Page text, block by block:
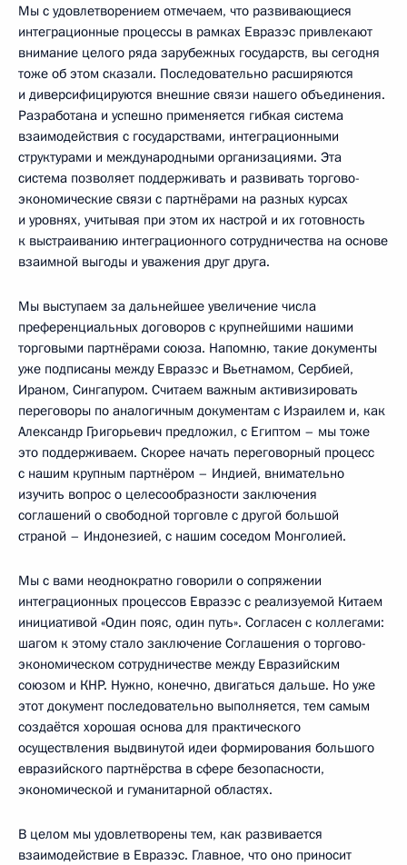
Мы с удовлетворением отмечаем, что развивающиеся
интеграционные процессы в рамках Евразэс привлекают
внимание целого ряда зарубежных государств, вы сегодня
тоже об этом сказали. Последовательно расширяются
и диверсифицируются внешние связи нашего объединения.
Разработана и успешно применяется гибкая система
взаимодействия с государствами, интеграционными
структурами и международными организациями. Эта
система позволяет поддерживать и развивать торгово-
экономические связи с партнёрами на разных курсах
и уровнях, учитывая при этом их настрой и их готовность
к выстраиванию интеграционного сотрудничества на основе
взаимной выгоды и уважения друг друга.
Мы выступаем за дальнейшее увеличение числа
преференциальных договоров с крупнейшими нашими
торговыми партнёрами союза. Напомню, такие документы
уже подписаны между Евразэс и Вьетнамом, Сербией,
Ираном, Сингапуром. Считаем важным активизировать
переговоры по аналогичным документам с Израилем и, как
Александр Григорьевич предложил, с Египтом – мы тоже
это поддерживаем. Скорее начать переговорный процесс
с нашим крупным партнёром – Индией, внимательно
изучить вопрос о целесообразности заключения
соглашений о свободной торговле с другой большой
страной – Индонезией, с нашим соседом Монголией.
Мы с вами неоднократно говорили о сопряжении
интеграционных процессов Евразэс с реализуемой Китаем
инициативой «Один пояс, один путь». Согласен с коллегами:
шагом к этому стало заключение Соглашения о торгово-
экономическом сотрудничестве между Евразийским
союзом и КНР. Нужно, конечно, двигаться дальше. Но уже
этот документ последовательно выполняется, тем самым
создаётся хорошая основа для практического
осуществления выдвинутой идеи формирования большого
евразийского партнёрства в сфере безопасности,
экономической и гуманитарной областях.
В целом мы удовлетворены тем, как развивается
взаимодействие в Евразэс. Главное, что оно приносит